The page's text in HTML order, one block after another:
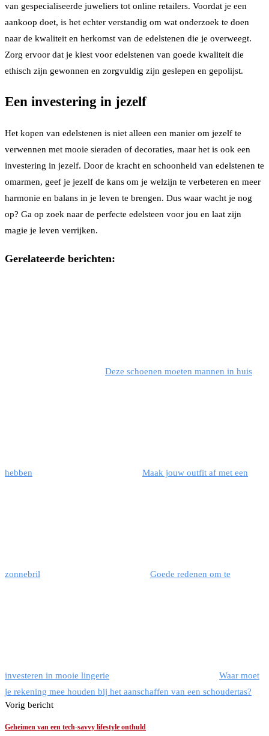
van gespecialiseerde juweliers tot online retailers. Voordat je een
aankoop doet, is het echter verstandig om wat onderzoek te doen
naar de kwaliteit en herkomst van de edelstenen die je overweegt.
Zorg ervoor dat je kiest voor edelstenen van goede kwaliteit die
ethisch zijn gewonnen en zorgvuldig zijn geslepen en gepolijst.
Een investering in jezelf
Het kopen van edelstenen is niet alleen een manier om jezelf te
verwennen met mooie sieraden of decoraties, maar het is ook een
investering in jezelf. Door de kracht en schoonheid van edelstenen te
omarmen, geef je jezelf de kans om je welzijn te verbeteren en meer
harmonie en balans in je leven te brengen. Dus waar wacht je nog
op? Ga op zoek naar de perfecte edelsteen voor jou en laat zijn
magie je leven verrijken.
Gerelateerde berichten:
Deze schoenen moeten mannen in huis
hebben Maak jouw outfit af met een
zonnebril Goede redenen om te
investeren in mooie lingerie
Waar moet
je rekening mee houden bij het aanschaffen van een schoudertas?
Vorig bericht
Geheimen van een tech-savvy lifestyle onthuld